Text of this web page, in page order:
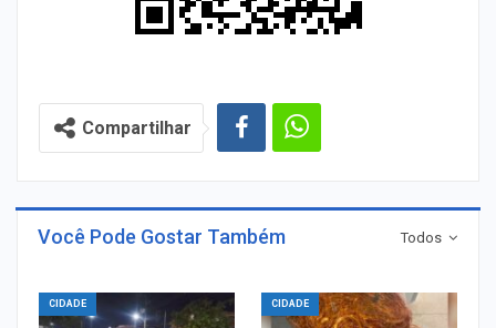
Compartilhar
Todos
Você Pode Gostar Também
CIDADE CIDADE